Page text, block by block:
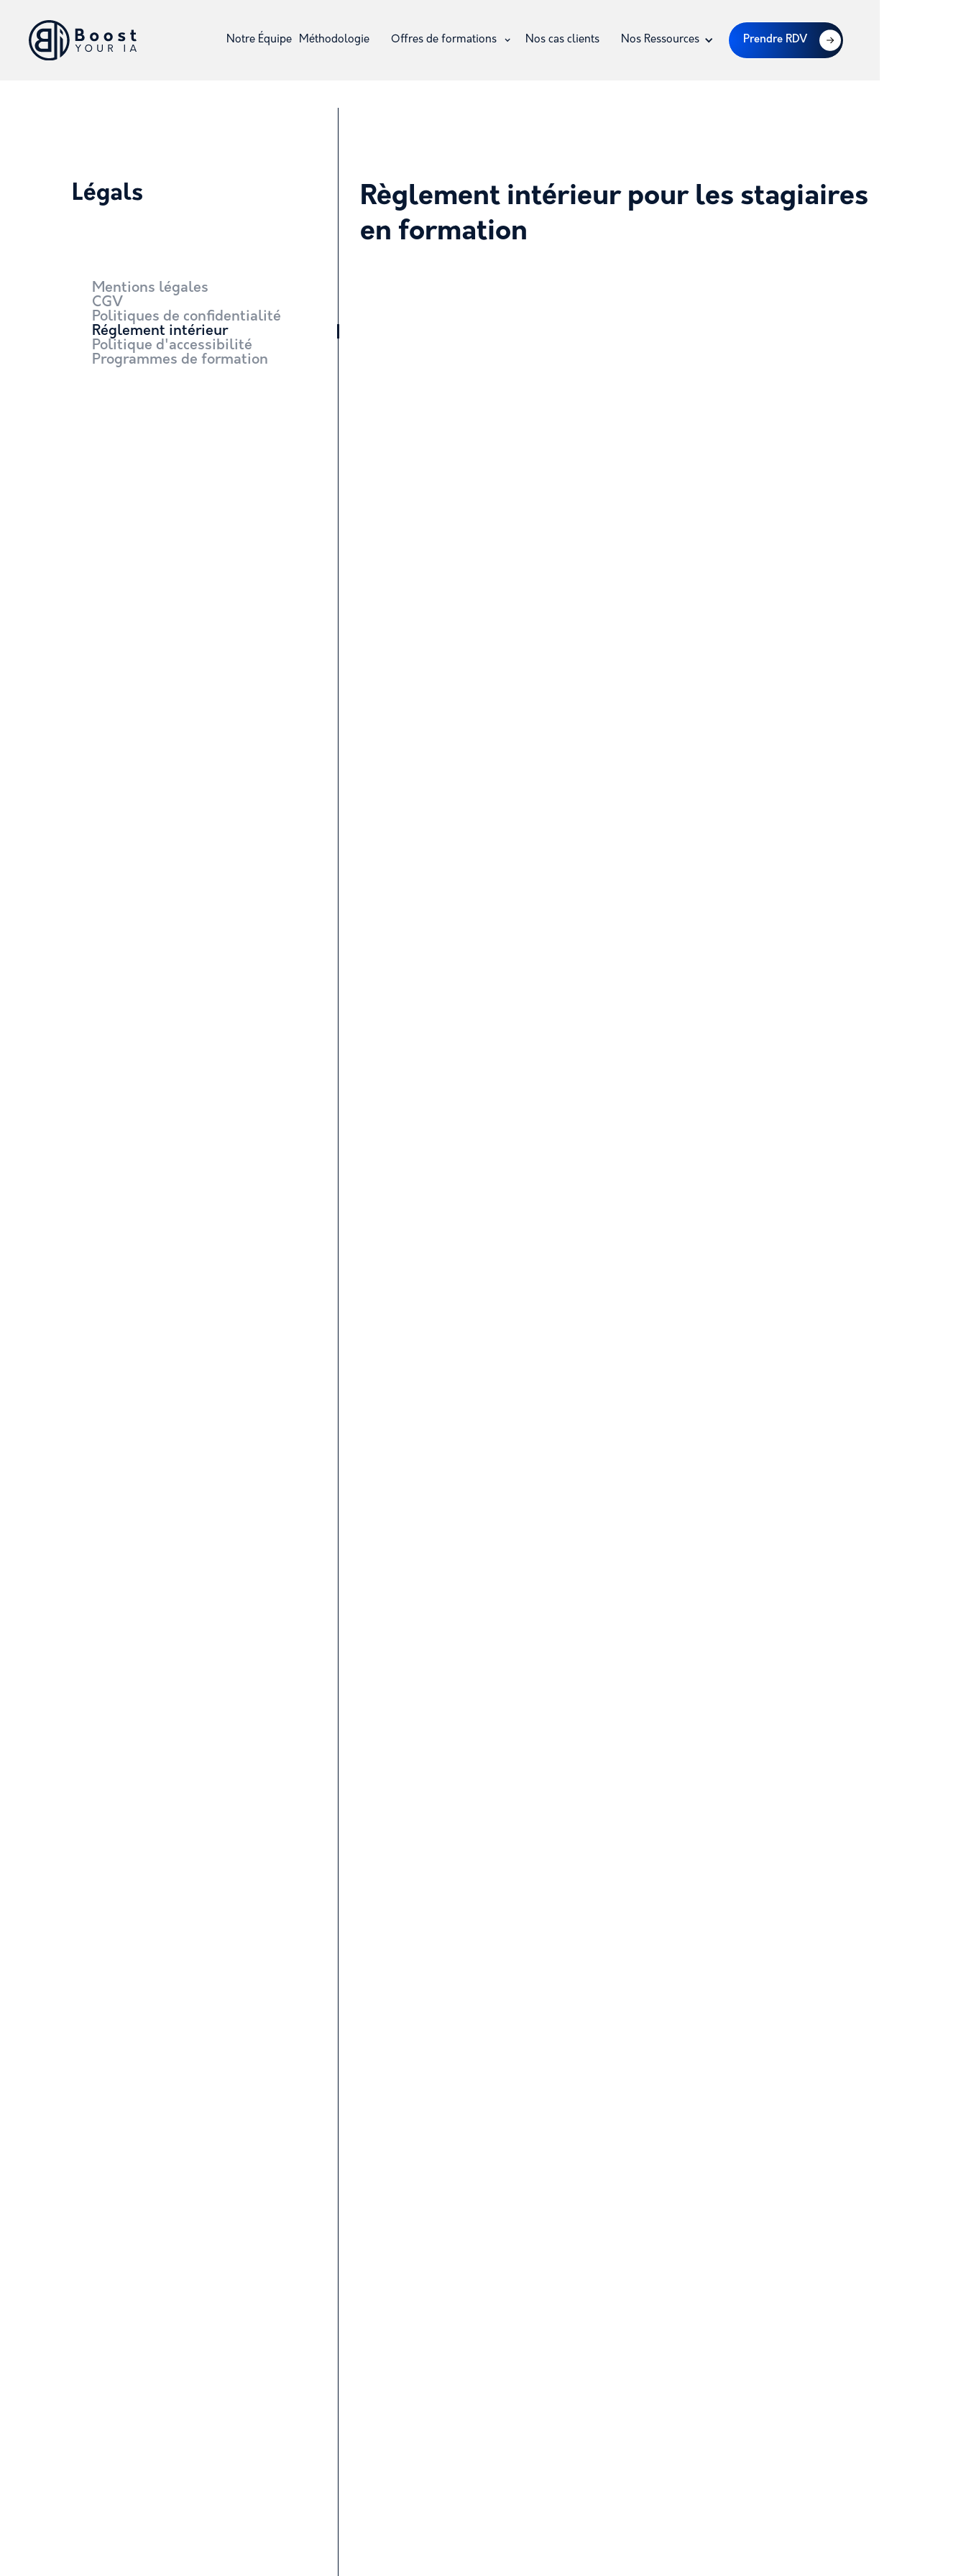
Notre Équipe Méthodologie Offres de formations Nos cas clients Nos Ressources Prendre RDV
Légals
Mentions légales
CGV
Politiques de confidentialité
Réglement intérieur
Politique d'accessibilité
Programmes de formation
Règlement intérieur pour les stagiaires
en formation